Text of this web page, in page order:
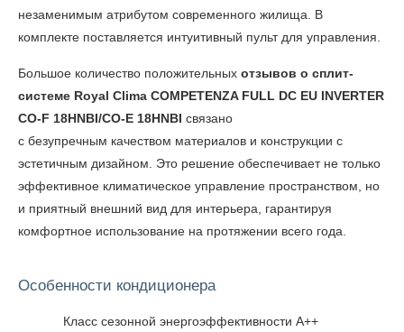
незаменимым атрибутом современного жилища. В
комплекте поставляется интуитивный пульт для управления.
Большое количество положительных отзывов о сплит-
системе Royal Clima COMPETENZA FULL DC EU INVERTER
CO-F 18HNBI/CO-E 18HNBI связано
с безупречным качеством материалов и конструкции с
эстетичным дизайном. Это решение обеспечивает не только
эффективное климатическое управление пространством, но
и приятный внешний вид для интерьера, гарантируя
комфортное использование на протяжении всего года.
Особенности кондиционера
Класс сезонной энергоэффективности А++